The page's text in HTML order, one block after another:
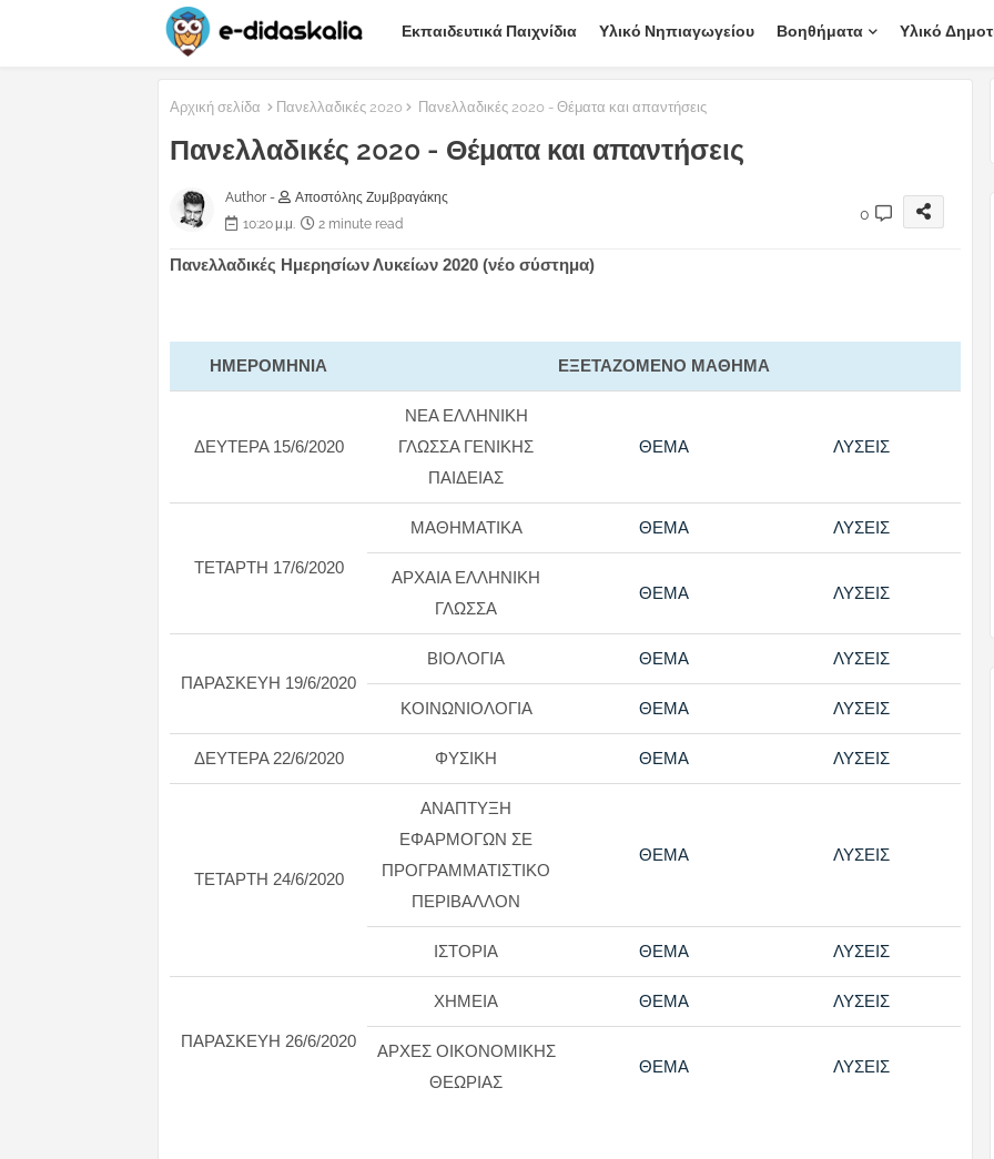
Εκπαιδευτικά Παιχνίδια Υλικό Νηπιαγωγείου Βοηθήματα Υλικό
Αρχική σελίδα Πανελλαδικές 2020 Πανελλαδικές 2020 - Θέματα και απαντήσεις
Πανελλαδικές 2020 - Θέματα και απαντήσεις
Author -
Αποστόλης Ζυμβραγάκης
10:20 μ.μ.
2 minute read
0
Πανελλαδικές Ημερησίων Λυκείων 2020 (νέο σύστημα)
ΗΜΕΡΟMHNIA ΕΞΕΤΑΖΟΜΕΝΟ ΜΑΘΗΜΑ
ΔΕΥΤΕΡΑ 15/6/2020
ΝΕA ΕΛΛΗΝΙΚΗ
ΓΛΩΣΣΑ ΓΕΝΙΚΗΣ
ΠΑΙΔΕΙΑΣ
ΘΕΜΑ ΛΥΣΕΙΣ
ΤΕΤΑΡΤΗ 17/6/2020
ΜΑΘΗΜΑΤΙΚΑ ΘΕΜΑ ΛΥΣΕΙΣ
ΑΡΧΑΙΑ ΕΛΛΗΝΙΚΗ
ΓΛΩΣΣΑ
ΘΕΜΑ ΛΥΣΕΙΣ
ΠΑΡΑΣΚΕΥΗ 19/6/2020
ΒΙΟΛΟΓΙΑ ΘΕΜΑ ΛΥΣΕΙΣ
ΚΟΙΝΩΝΙΟΛΟΓΙΑ ΘΕΜΑ ΛΥΣΕΙΣ
ΔΕΥΤΕΡΑ 22/6/2020 ΦΥΣΙΚΗ ΘΕΜΑ ΛΥΣΕΙΣ
ΤΕΤΑΡΤΗ 24/6/2020
ΑΝΑΠΤΥΞΗ
ΕΦΑΡΜΟΓΩΝ ΣΕ
ΠΡΟΓΡΑΜΜΑΤΙΣΤΙΚΟ
ΠΕΡΙΒΑΛΛΟΝ
ΘΕΜΑ ΛΥΣΕΙΣ
ΙΣΤΟΡΙΑ ΘΕΜΑ ΛΥΣΕΙΣ
ΠΑΡΑΣΚΕΥΗ 26/6/2020
ΧΗΜΕΙΑ ΘΕΜΑ ΛΥΣΕΙΣ
ΑΡΧΕΣ ΟΙΚΟΝΟΜΙΚΗΣ
ΘΕΩΡΙΑΣ
ΘΕΜΑ ΛΥΣΕΙΣ